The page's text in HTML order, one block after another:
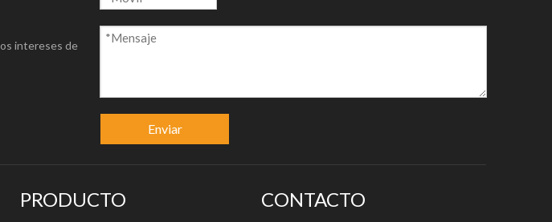
superior, planitud perfecta y
intereses de
Enviar
PRODUCTO CONTACTO